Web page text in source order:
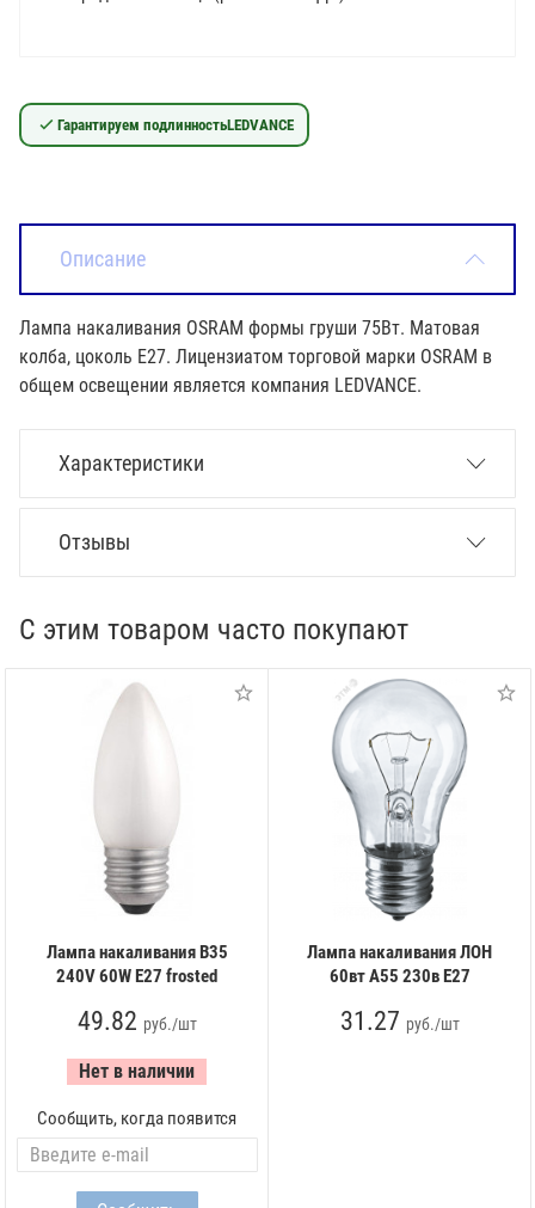
Гарантируем подлинностьLEDVANCE
Описание
Лампа накаливания OSRAM формы груши 75Вт. Матовая
колба, цоколь Е27. Лицензиатом торговой марки OSRAM в
общем освещении является компания LEDVANCE.
Характеристики
Отзывы
С этим товаром часто покупают
Лампа накаливания B35
240V 60W E27 frosted
49.82 руб./шт
Нет в наличии
Сообщить, когда появится
Лампа накаливания ЛОН
60вт А55 230в Е27
31.27 руб./шт